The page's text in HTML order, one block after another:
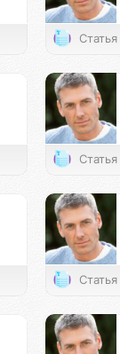
Статья
Статья
Статья